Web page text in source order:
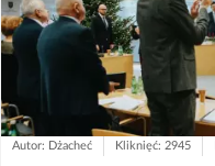
Autor: Dżacheć Kliknięć: 2945